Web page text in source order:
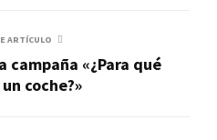
ARTÍCULO
campaña «¿Para qué
coche?»